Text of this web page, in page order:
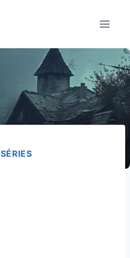
SÉRIES